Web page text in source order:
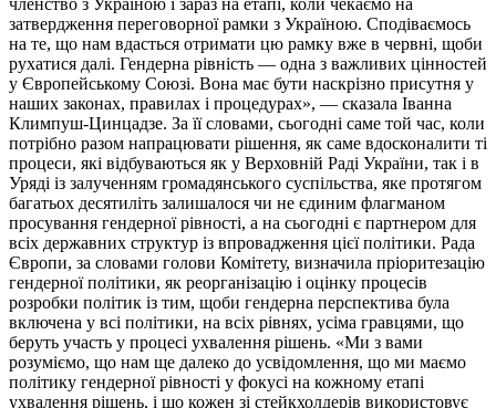
затвердження переговорної рамки з Україною. Сподіваємось
на те, що нам вдасться отримати цю рамку вже в червні, щоби
рухатися далі. Гендерна рівність — одна з важливих цінностей
у Європейському Союзі. Вона має бути наскрізно присутня у
наших законах, правилах і процедурах», — сказала Іванна
Климпуш-Цинцадзе. За її словами, сьогодні саме той час, коли
потрібно разом напрацювати рішення, як саме вдосконалити ті
процеси, які відбуваються як у Верховній Раді України, так і в
Уряді із залученням громадянського суспільства, яке протягом
багатьох десятиліть залишалося чи не єдиним флагманом
просування гендерної рівності, а на сьогодні є партнером для
всіх державних структур із впровадження цієї політики. Рада
Європи, за словами голови Комітету, визначила пріоритезацію
гендерної політики, як реорганізацію і оцінку процесів
розробки політик із тим, щоби гендерна перспектива була
включена у всі політики, на всіх рівнях, усіма гравцями, що
беруть участь у процесі ухвалення рішень. «Ми з вами
розуміємо, що нам ще далеко до усвідомлення, що ми маємо
політику гендерної рівності у фокусі на кожному етапі
ухвалення рішень, і що кожен зі стейкхолдерів використовує